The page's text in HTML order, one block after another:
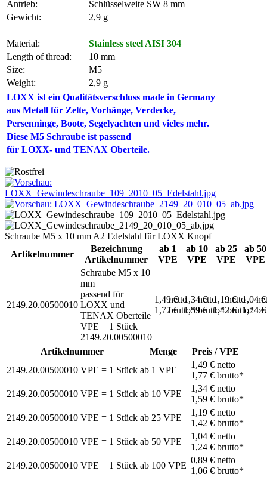
Antrieb:
Schlüsselweite SW 8 mm
Gewicht:
2,9 g
Material:
Stainless steel AISI 304
Length of thread:
10 mm
Size:
M5
Weight:
2,9 g
LOXX ist ein Qualitätsverschluss made in Germany
aus Metall für Zelte, Vorhänge, Verdecke,
Persenninge, Boote, Segelyachten und vieles mehr.
Diese M5 Schraube ist passend
für LOXX- und TENAX Oberteile.
Schraube M5 x 10 mm A2 Edelstahl für LOXX Knopf
Artikelnummer
Bezeichnung
Artikelnummer
ab 1
VPE
ab 10
VPE
ab 25
VPE
ab 50
VPE
2149.20.00500010
Schraube M5 x 10
mm
passend für
LOXX und
TENAX Oberteile
VPE = 1 Stück
2149.20.00500010
1,49 €
netto
1,77 €brutto*
1,34 €
netto
1,59 €brutto*
1,19 €
netto
1,42 €brutto*
1,04
1,24
Artikelnummer Menge
Preis / VPE
2149.20.00500010 VPE = 1 Stück ab 1 VPE
1,49 €netto
1,77 €brutto*
2149.20.00500010 VPE = 1 Stück ab 10 VPE
1,34 €netto
1,59 €brutto*
2149.20.00500010 VPE = 1 Stück ab 25 VPE
1,19 €netto
1,42 €brutto*
2149.20.00500010 VPE = 1 Stück ab 50 VPE
1,04 €netto
1,24 €brutto*
2149.20.00500010 VPE = 1 Stück ab 100 VPE
0,89 €netto
1,06 €brutto*